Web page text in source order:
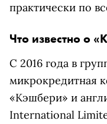
практически по
Что известно о
С 2016 года в
микрокредитная
«Кэшбери» и
International